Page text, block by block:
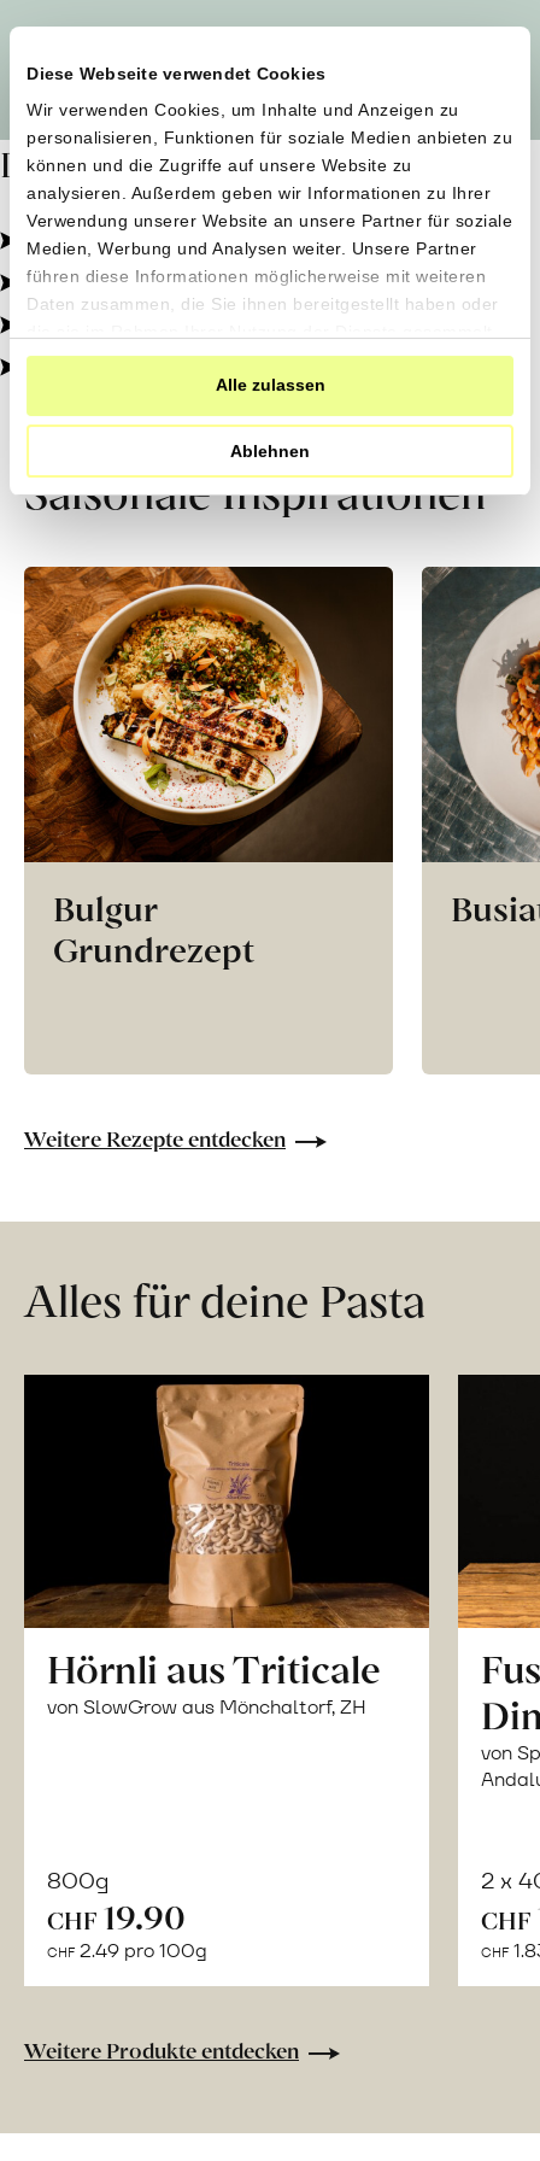
Diese Webseite verwendet Cookies
Wir verwenden Cookies, um Inhalte und Anzeigen zu
personalisieren, Funktionen für soziale Medien anbieten zu
können und die Zugriffe auf unsere Website zu
analysieren. Außerdem geben wir Informationen zu Ihrer
Verwendung unserer Website an unsere Partner für soziale
Medien, Werbung und Analysen weiter. Unsere Partner
führen diese Informationen möglicherweise mit weiteren
Daten zusammen, die Sie ihnen bereitgestellt haben oder
haben.
Alle zulassen
Ablehnen
Dafür stehen wir
Pestizidfrei angebaut, schonend verarbeitet.
Natürliche Zutaten, echter Geschmack.
Von kleinen Höfen, direkt zu dir.
100% transparent, 0% Zusatzstoffe.
Saisonale Inspirationen
Bulgur
Grundrezept
Weitere Rezepte entdecken
Alles für deine Pasta
Hörnli aus Triticale
von SlowGrow aus Mönchaltorf, ZH
800g
CHF 19.90
CHF 2.49 pro 100g
von
2 x
CHF
CHF
Weitere Produkte entdecken